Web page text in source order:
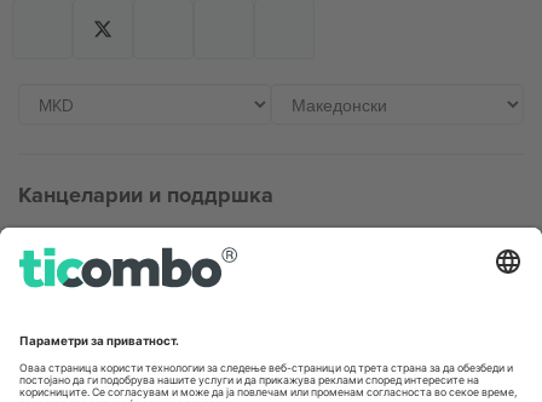
Канцеларии и поддршка
Germany
Unter den Linden 24, 10117
167 City Road, London, Greater
United States
Switzerland